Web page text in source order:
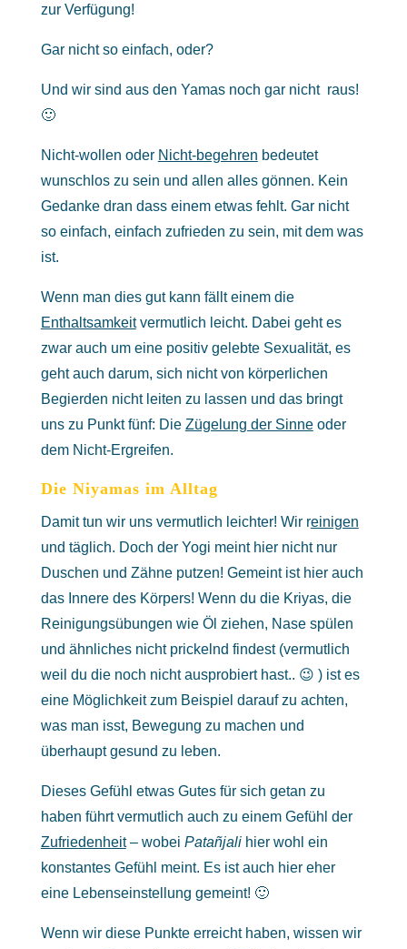
zur Verfügung!
Gar nicht so einfach, oder?
Und wir sind aus den Yamas noch gar nicht raus!
🙂
Nicht-wollen oder Nicht-begehren bedeutet
wunschlos zu sein und allen alles gönnen. Kein
Gedanke dran dass einem etwas fehlt. Gar nicht
so einfach, einfach zufrieden zu sein, mit dem was
ist.
Wenn man dies gut kann fällt einem die
Enthaltsamkeitvermutlich leicht. Dabei geht es
zwar auch um eine positiv gelebte Sexualität, es
geht auch darum, sich nicht von körperlichen
Begierden nicht leiten zu lassen und das bringt
uns zu Punkt fünf: Die Zügelung der Sinneoder
dem Nicht-Ergreifen.
Die Niyamas im Alltag
Damit tun wir uns vermutlich leichter! Wir reinigen
und täglich. Doch der Yogi meint hier nicht nur
Duschen und Zähne putzen! Gemeint ist hier auch
das Innere des Körpers! Wenn du die Kriyas, die
Reinigungsübungen wie Öl ziehen, Nase spülen
und ähnliches nicht prickelnd findest (vermutlich
weil du die noch nicht ausprobiert hast.. 😉 ) ist es
eine Möglichkeit zum Beispiel darauf zu achten,
was man isst, Bewegung zu machen und
überhaupt gesund zu leben.
Dieses Gefühl etwas Gutes für sich getan zu
haben führt vermutlich auch zu einem Gefühl der
Zufriedenheit– wobei Patañjalihier wohl ein
konstantes Gefühl meint. Es ist auch hier eher
eine Lebenseinstellung gemeint! 🙂
Wenn wir diese Punkte erreicht haben, wissen wir